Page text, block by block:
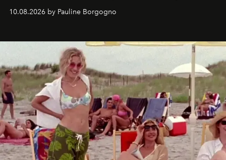
engagées pour la presse et la mode.
10.08.2026 by Pauline Borgogno